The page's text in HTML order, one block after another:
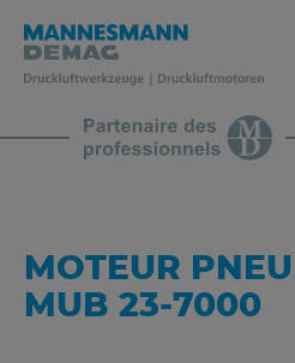
MOTEUR
MUB 23-7000